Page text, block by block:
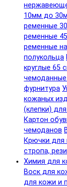
10мм до
ременные
ременные
ременные
полукольца
круглые 65
фурнитура
кожаных
(клепки)
Картон
чемоданов
Крючки для
стропа,
Химия для
Воск для
для кожи и